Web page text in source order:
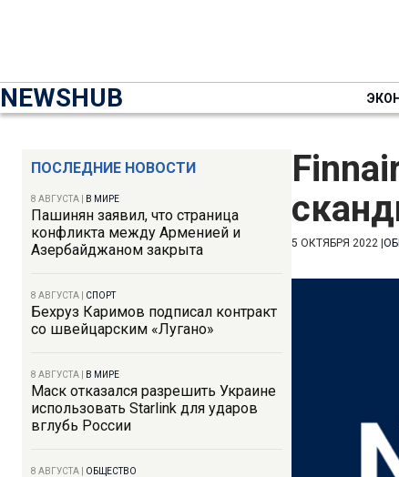
NEWSHUB
ПОСЛЕДНИЕ НОВОСТИ
8 АВГУСТА В МИРЕ
Пашинян заявил, что страница
конфликта между Арменией и
Азербайджаном закрыта
8 АВГУСТА СПОРТ
Бехруз Каримов подписал контракт
со швейцарским «Лугано»
8 АВГУСТА В МИРЕ
Маск отказался разрешить Украине
использовать Starlink для ударов
вглубь России
8 АВГУСТА ОБЩЕСТВО
5 ОКТЯБРЯ 2022